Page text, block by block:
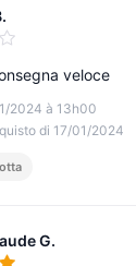
5
2024 à 13h00
di 17/01/2024
veloce
G.